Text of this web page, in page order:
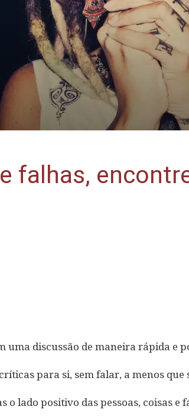
falhas,
uma discussão de maneira rápida e
para si, sem falar, a menos que
o lado positivo das pessoas, coisas e